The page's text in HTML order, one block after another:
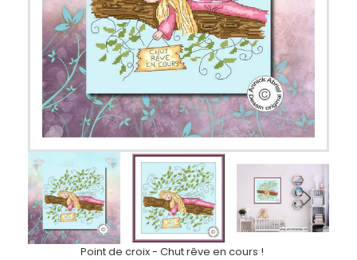
Point de croix - Chut rêve en cours !